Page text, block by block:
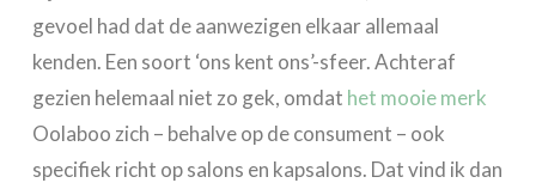
gevoel had dat de aanwezigen elkaar allemaal
kenden. Een soort ‘ons kent ons’-sfeer. Achteraf
gezien helemaal niet zo gek, omdat het mooie merk
Oolaboo zich – behalve op de consument – ook
specifiek richt op salons en kapsalons. Dat vind ik dan